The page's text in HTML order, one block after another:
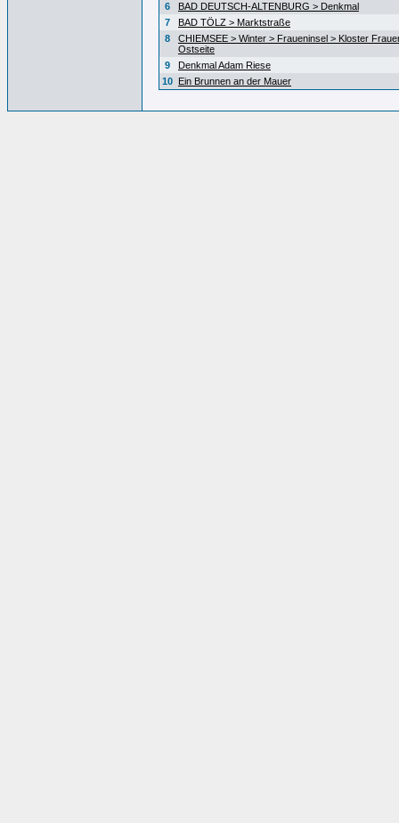
6
BAD DEUTSCH-ALTENBURG > Denkmal
7
BAD TÖLZ > Marktstraße
8
CHIEMSEE > Winter > Fraueninsel > Kloster
Ostseite
9
Denkmal Adam Riese
10 Ein Brunnen an der Mauer